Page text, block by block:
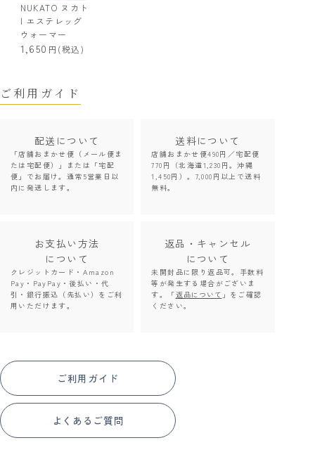
NUKATO ヌカト
| エステレッグ
ウォーマー
1,650 (税込)
ご利用ガイド
配送について
「店舗おまかせ便（メール便ま
たは宅配便）」または「宅配
便」でお届け。通常5営業日以
内に発送します。
送料について
店舗おまかせ便490円／宅配便
770円（北海道1,230円。沖縄
1,450円）。7,000円以上で送料
無料。
お支払い方法
について
クレジットカード・Amazon
Pay・PayPay・後払い・代
引・銀行振込（先払い）をご利
用いただけます。
返品・キャンセル
について
未開封品に限り返品可。手数料
等が発生する場合がございま
す。「返品について 」をご確認
ください。
ご利用ガイド
よくあるご質問